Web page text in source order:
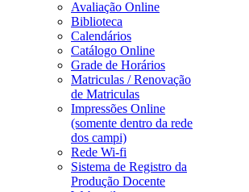
Avaliação Online
Biblioteca
Calendários
Catálogo Online
Grade de Horários
Matriculas / Renovação
de Matriculas
Impressões Online
(somente dentro da rede
dos campi)
Rede Wi-fi
Sistema de Registro da
Produção Docente